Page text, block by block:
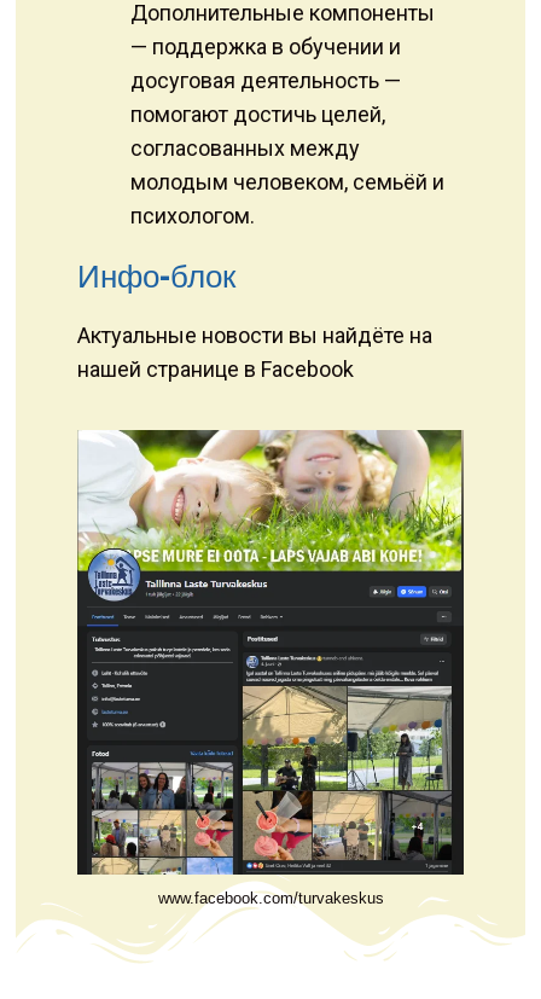
Дополнительные компоненты
— поддержка в обучении и
досуговая деятельность —
помогают достичь целей,
согласованных между
молодым человеком, семьёй и
психологом.
Инфо-блок
Актуальные новости вы найдёте на
нашей странице в Facebook
www.facebook.com/turvakeskus